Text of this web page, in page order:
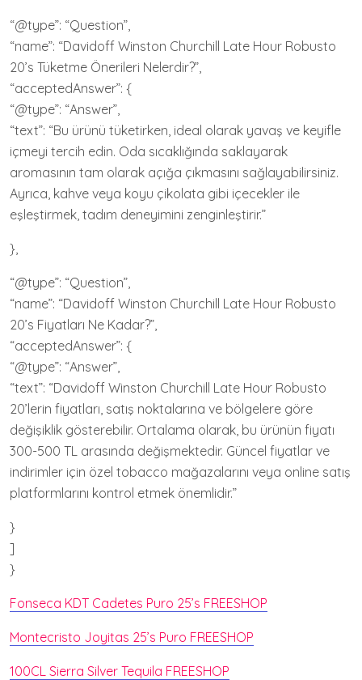
“@type”: “Question”,
“name”: “Davidoff Winston Churchill Late Hour Robusto
20’s Tüketme Önerileri Nelerdir?”,
“acceptedAnswer”: {
“@type”: “Answer”,
“text”: “Bu ürünü tüketirken, ideal olarak yavaş ve keyifle
içmeyi tercih edin. Oda sıcaklığında saklayarak
aromasının tam olarak açığa çıkmasını sağlayabilirsiniz.
Ayrıca, kahve veya koyu çikolata gibi içecekler ile
eşleştirmek, tadım deneyimini zenginleştirir.”
},
“@type”: “Question”,
“name”: “Davidoff Winston Churchill Late Hour Robusto
20’s Fiyatları Ne Kadar?”,
“acceptedAnswer”: {
“@type”: “Answer”,
“text”: “Davidoff Winston Churchill Late Hour Robusto
20’lerin fiyatları, satış noktalarına ve bölgelere göre
değişiklik gösterebilir. Ortalama olarak, bu ürünün fiyatı
300-500 TL arasında değişmektedir. Güncel fiyatlar ve
indirimler için özel tobacco mağazalarını veya online satış
platformlarını kontrol etmek önemlidir.”
}
]
}
Fonseca KDT Cadetes Puro 25’s FREESHOP
Montecristo Joyitas 25’s Puro FREESHOP
100CL Sierra Silver Tequila FREESHOP